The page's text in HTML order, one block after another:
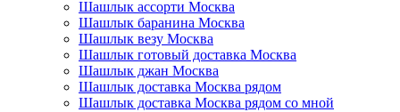
Шашлык ассорти Москва
Шашлык баранина Москва
Шашлык везу Москва
Шашлык готовый доставка Москва
Шашлык джан Москва
Шашлык доставка Москва рядом
Шашлык доставка Москва рядом со мной